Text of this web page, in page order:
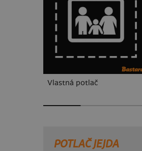
Vlastná potlač
POTLAČ JEJDA